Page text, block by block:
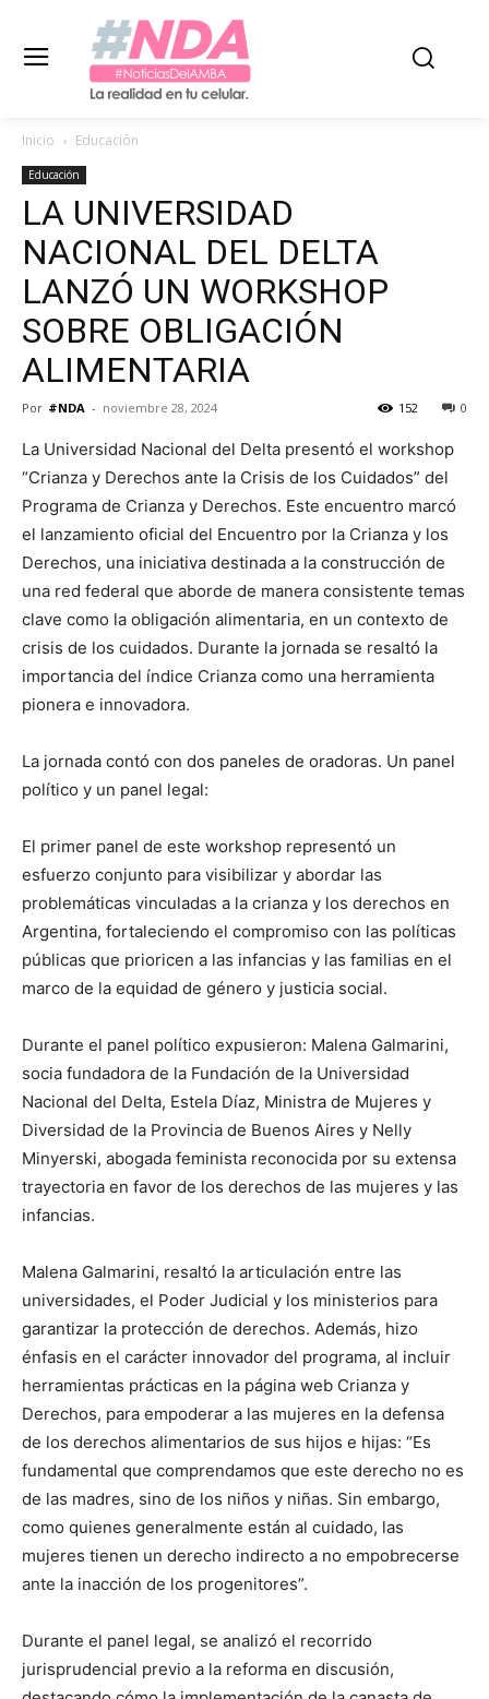
Inicio Educación
Educación
LA UNIVERSIDAD
NACIONAL DEL DELTA
LANZÓ UN WORKSHOP
SOBRE OBLIGACIÓN
ALIMENTARIA
Por #NDA - noviembre 28, 2024 0
152
La Universidad Nacional del Delta presentó el workshop
“Crianza y Derechos ante la Crisis de los Cuidados” del
Programa de Crianza y Derechos. Este encuentro marcó
el lanzamiento oficial del Encuentro por la Crianza y los
Derechos, una iniciativa destinada a la construcción de
una red federal que aborde de manera consistente temas
clave como la obligación alimentaria, en un contexto de
crisis de los cuidados. Durante la jornada se resaltó la
importancia del índice Crianza como una herramienta
pionera e innovadora.
La jornada contó con dos paneles de oradoras. Un panel
político y un panel legal:
El primer panel de este workshop representó un
esfuerzo conjunto para visibilizar y abordar las
problemáticas vinculadas a la crianza y los derechos en
Argentina, fortaleciendo el compromiso con las políticas
públicas que prioricen a las infancias y las familias en el
marco de la equidad de género y justicia social.
Durante el panel político expusieron: Malena Galmarini,
socia fundadora de la Fundación de la Universidad
Nacional del Delta, Estela Díaz, Ministra de Mujeres y
Diversidad de la Provincia de Buenos Aires y Nelly
Minyerski, abogada feminista reconocida por su extensa
trayectoria en favor de los derechos de las mujeres y las
infancias.
Malena Galmarini, resaltó la articulación entre las
universidades, el Poder Judicial y los ministerios para
garantizar la protección de derechos. Además, hizo
énfasis en el carácter innovador del programa, al incluir
herramientas prácticas en la página web Crianza y
Derechos, para empoderar a las mujeres en la defensa
de los derechos alimentarios de sus hijos e hijas: “Es
fundamental que comprendamos que este derecho no es
de las madres, sino de los niños y niñas. Sin embargo,
como quienes generalmente están al cuidado, las
mujeres tienen un derecho indirecto a no empobrecerse
ante la inacción de los progenitores”.
Durante el panel legal, se analizó el recorrido
jurisprudencial previo a la reforma en discusión,